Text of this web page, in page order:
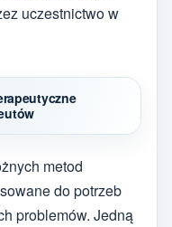
uczestnictwo w
metod
do potrzeb
problemów. Jedną